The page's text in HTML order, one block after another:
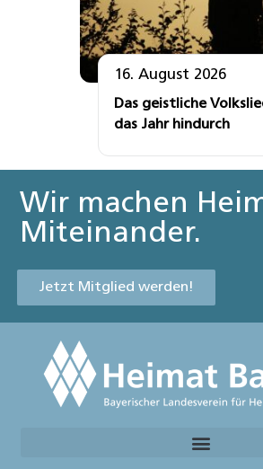
16. August 2026
Das geistliche
das Jahr hindurch
Wir machen
Miteinander.
Jetzt Mitglied werden!